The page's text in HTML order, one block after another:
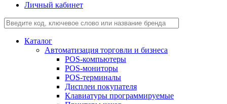
Личный кабинет
Каталог
Автоматизация торговли и бизнеса
POS-компьютеры
POS-мониторы
POS-терминалы
Дисплеи покупателя
Клавиатуры программируемые